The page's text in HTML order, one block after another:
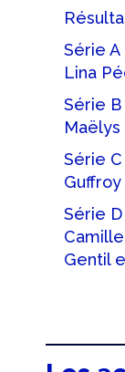
Série
Lina
Série
Série C
Série
Gentil